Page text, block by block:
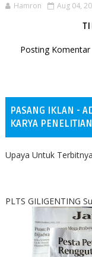
Hamron Aug 04,
Posting Komentar
PASANG IKLAN -
KARYA
Upaya Untuk
PLTS GILIGENTING